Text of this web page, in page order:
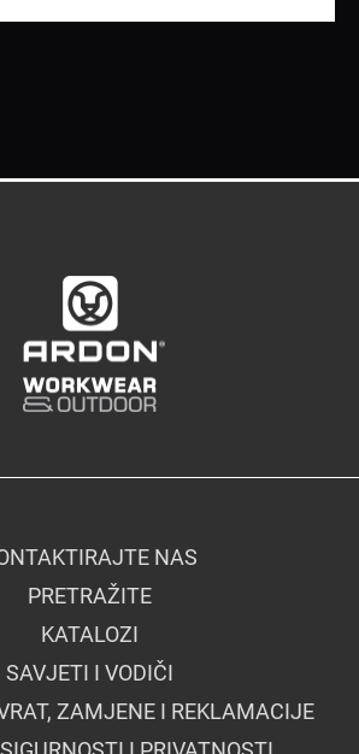
NAS
PRETRAŽITE
KATALOZI
SAVJETI I VODIČI
ZAMJENE I REKLAMACIJE